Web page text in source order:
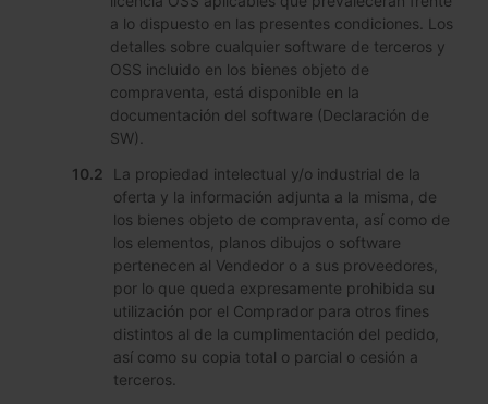
a lo dispuesto en las presentes condiciones. Los
detalles sobre cualquier software de terceros y
OSS incluido en los bienes objeto de
compraventa, está disponible en la
documentación del software (Declaración de
SW).
La propiedad intelectual y/o industrial de la
oferta y la información adjunta a la misma, de
los bienes objeto de compraventa, así como de
los elementos, planos dibujos o software
pertenecen al Vendedor o a sus proveedores,
por lo que queda expresamente prohibida su
utilización por el Comprador para otros fines
distintos al de la cumplimentación del pedido,
así como su copia total o parcial o cesión a
terceros.